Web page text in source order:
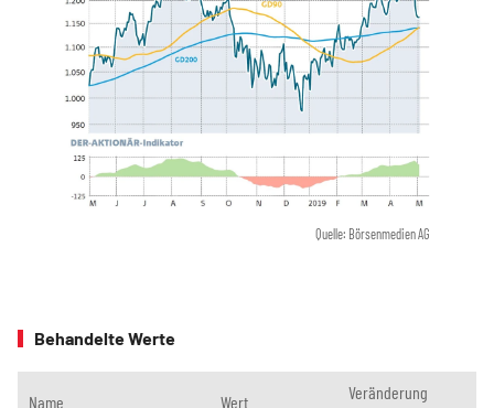
Quelle: Börsenmedien AG
Behandelte Werte
Name Wert Veränderung